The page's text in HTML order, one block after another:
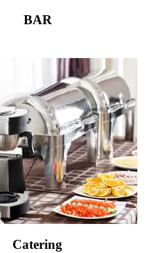
BAR
Catering